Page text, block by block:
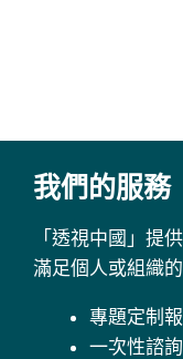
我們的服務
「透視中國」提
滿足個人或組織的
專題定制
一次性諮